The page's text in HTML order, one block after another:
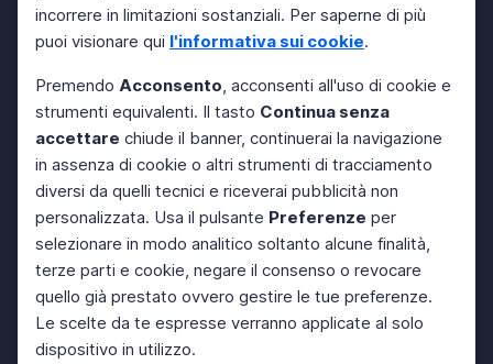
incorrere in limitazioni sostanziali. Per saperne di più
puoi visionare qui l'informativa sui cookie.
Premendo Acconsento, acconsenti all'uso di cookie e
strumenti equivalenti. Il tasto Continua senza
accettare chiude il banner, continuerai la navigazione
in assenza di cookie o altri strumenti di tracciamento
diversi da quelli tecnici e riceverai pubblicità non
personalizzata. Usa il pulsante Preferenze per
selezionare in modo analitico soltanto alcune finalità,
terze parti e cookie, negare il consenso o revocare
quello già prestato ovvero gestire le tue preferenze.
Le scelte da te espresse verranno applicate al solo
dispositivo in utilizzo.